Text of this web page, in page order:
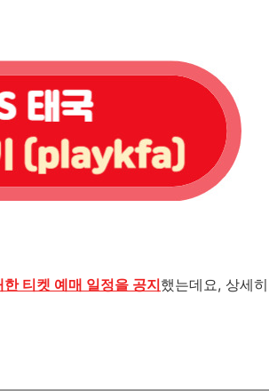
티켓 예매 일정을 공지했는데요, 상세히